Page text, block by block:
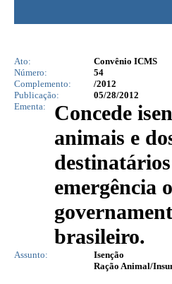
Ato:
Convênio ICMS
Número:
54
Complemento:
/2012
Publicação:
05/28/2012
Ementa:
Concede
animais e
emergência
brasileiro.
Assunto:
Isenção
Ração Animal/